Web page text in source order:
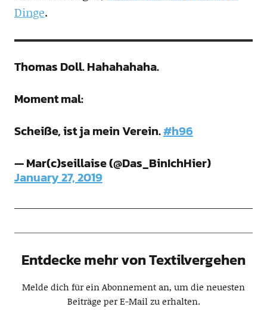
Dinge.
Thomas Doll. Hahahahaha.
Moment mal:
Scheiße, ist ja mein Verein.#h96
— Mar(c)seillaise (@Das_BinIchHier)
January 27, 2019
Entdecke mehr von Textilvergehen
Melde dich für ein Abonnement an, um die neuesten
Beiträge per E-Mail zu erhalten.